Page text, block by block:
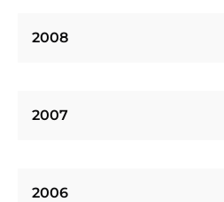
2008
2007
2006